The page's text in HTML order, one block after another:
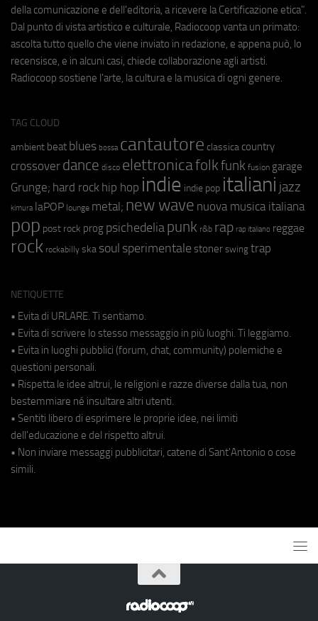
della comunicazione e dell'editoria, a ricevere la Certificazione etica".
Dal punto di vista artistico e culturale, Radiocoop vanta un primato:
ascolta tutto quello che viene inviato in redazione, e appena può, lo
recensisce, e in alcuni casi, chiede collaborazione agli artisti.
Radiocoop sostiene l'arte, la cultura e la musica di ogni genere.
TAG CLOUD
ambient beat blues bossa cantautore classica country
crossover dance disco elettronicafolkfunk fusion garage
Grunge; hard rock hip hop indie indie pop italiani jazz
kimura laPOP lounge metal; new wave nuova musica italiana
pop post rock prog psichedeliapunk r&b rap rap italiano reggae
rock rockabilly ska soul sperimentale stoner swing trap
NETIQUETTE
• Evita di URLARE. Ti sentiamo.
• Evita di scrivere lo stesso messaggio in più luoghi. Ti leggiamo.
• Evita in luoghi pubblici (forum, chat, community) polemiche e
questioni personali.
• Rispetta le idee altrui, le religioni e razze diverse dalla tua, non
bestemmiare né insultare altri utenti.
• Sentiti libero di esprimere le proprie idee, nei limiti
dell'educazione e del rispetto altrui.
• Non inviare messaggi pubblicitari, catene di Sant'Antonio o cose
simili.